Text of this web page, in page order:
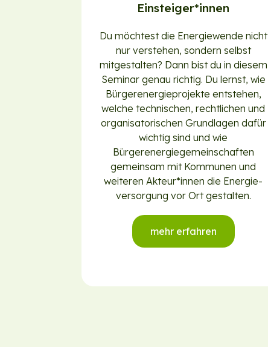
Einsteiger*innen
Du möchtest die Energiewende nicht
nur verstehen, sondern selbst
mitgestalten? Dann bist du in diesem
Seminar genau richtig. Du lernst, wie
Bürgerenergieprojekte entstehen,
welche technischen, rechtlichen und
organisatorischen Grundlagen dafür
wichtig sind und wie
Bürgerenergiegemeinschaften
gemeinsam mit Kommunen und
weiteren Akteur*innen die Energie­
versorgung vor Ort gestalten.
mehr erfahren